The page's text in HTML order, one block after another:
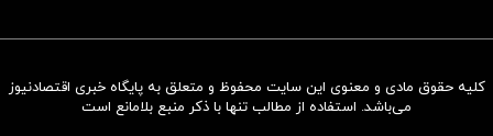
سرمایه‌گذاری همسنگ با شاخص
کلیه حقوق مادی و معنوی این سایت محفوظ و متعلق به پایگاه خبری اقتصادنیوز
می‌باشد. استفاده از مطالب تنها با ذکر منبع بلامانع است